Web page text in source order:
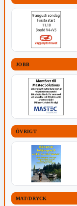
JOBB
ÖVRIGT
MAT/DRYCK